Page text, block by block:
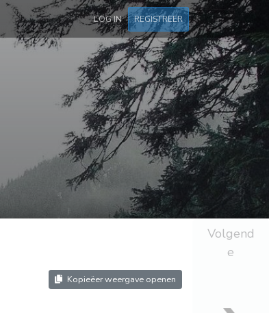
LOG IN REGISTREER
Kopieëer weergave openen
Volgend
e